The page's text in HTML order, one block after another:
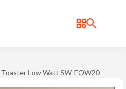
Low Watt SW-EOW20